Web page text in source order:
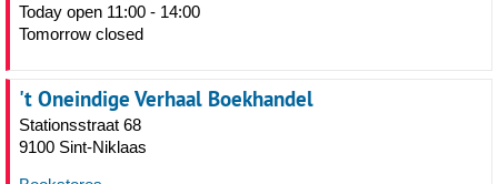
Today open 11:00 - 14:00
Tomorrow closed
't Oneindige Verhaal Boekhandel
Stationsstraat 68
9100 Sint-Niklaas